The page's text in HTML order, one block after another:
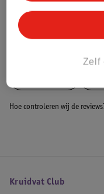
Bestel &
Hoe controleren wij de
Kruidvat Club
Zelf